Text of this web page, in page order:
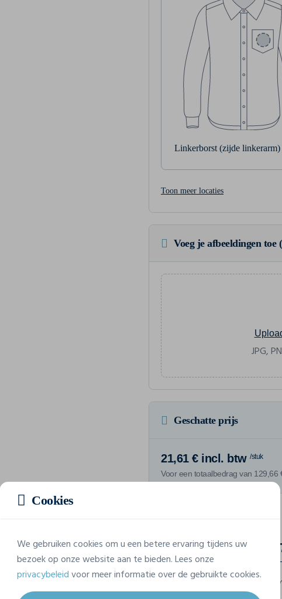
Linkerborst (zijde linkerarm)
Toon meer locaties
Voeg je afbeeldingen toe
JPG,
Geschatte prijs
21,61 € incl. btw /stuk
Voor een totaalbedrag van 129,66
Eigenschappen
Cookies
We gebruiken cookies om u een betere ervaring tijdens uw
bezoek op onze website aan te bieden. Lees onze
privacybeleidvoor meer informatie over de gebruikte cookies.